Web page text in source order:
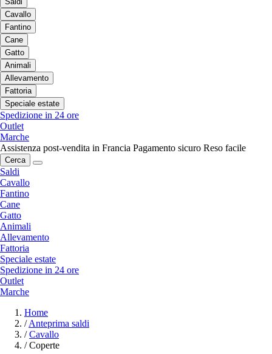
Cavallo
Fantino
Cane
Gatto
Animali
Allevamento
Fattoria
Speciale estate
Spedizione in 24 ore
Outlet
Marche
Assistenza post-vendita in Francia Pagamento sicuro Reso facile
Cerca
Saldi
Cavallo
Fantino
Cane
Gatto
Animali
Allevamento
Fattoria
Speciale estate
Spedizione in 24 ore
Outlet
Marche
Home
/ Anteprima saldi
/ Cavallo
/ Coperte